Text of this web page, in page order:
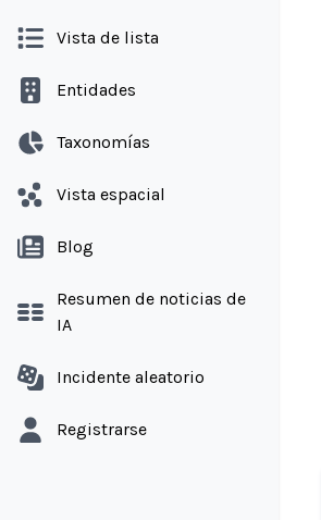
Vista de lista
Entidades
Taxonomías
Vista espacial
Blog
Resumen de noticias de
IA
Incidente aleatorio
Registrarse